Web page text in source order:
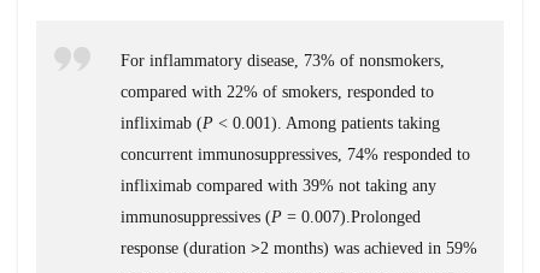
For inflammatory disease, 73% of nonsmokers,
compared with 22% of smokers, responded to
infliximab (P < 0.001). Among patients taking
concurrent immunosuppressives, 74% responded to
infliximab compared with 39% not taking any
immunosuppressives (P = 0.007).Prolonged
response (duration >2 months) was achieved in 59%